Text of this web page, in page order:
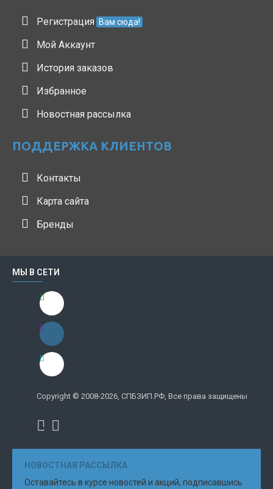
Регистрация Вам сюда!
Мой Аккаунт
История заказов
Избранное
Новостная рассылка
ПОДДЕРЖКА КЛИЕНТОВ
Контакты
Карта сайта
Бренды
МЫ В СЕТИ
Copyright © 2008-2026, СПБЗИП.РФ, Все права защищены
НОВОСТНАЯ РАССЫЛКА
Оставайтесь в курсе новостей и акций, подписавшись